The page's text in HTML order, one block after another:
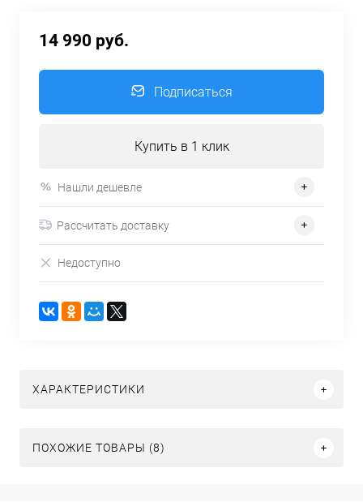
14 990 руб.
Подписаться
Купить в 1 клик
Нашли дешевле
Рассчитать доставку
Недоступно
ХАРАКТЕРИСТИКИ
ПОХОЖИЕ ТОВАРЫ (8)